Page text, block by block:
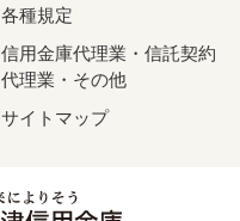
各種規定
信用金庫代理業・信託契約
代理業・その他
サイトマップ